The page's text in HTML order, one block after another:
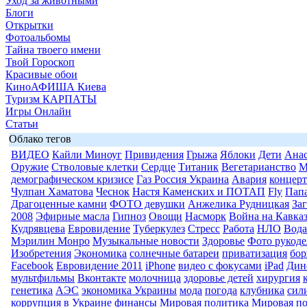
Блоги
Открытки
Фотоальбомы
Тайна твоего имени
Твой Гороскоп
Красивые обои
КиноАФИША Киева
Туризм КАРПАТЫ
Игры Онлайн
Статьи
Облако тегов
ВИДЕО Кайли Миноуг Привидения Грыжа Яблоки Дети
Оружие Стволовые клетки Сердце Титаник Вегетарианство
демографическом кризисе Газ Россия Украина Авария
Чулпан Хаматова Чеснок Настя Каменских и ПОТАП Fly
Драгоценные камни ФОТО девушки Анжелика Рудницкая
2008 Эфирные масла Гипноз Овощи Насморк Война на
Кудрявцева Евровидение Туберкулез Стресс Работа НЛО Вода
Мэрилин Монро Музыкальные новости Здоровье Фото
Изобретения Экономика солнечные батареи приватизация
Facebook Евровидение 2011 iPhone видео с фокусами iPad
мультфильмы Вконтакте молочница здоровье детей хирургия
генетика АЭС экономика Украины мода погода клубника
коррупция в Украине финансы Мировая политика Мировая